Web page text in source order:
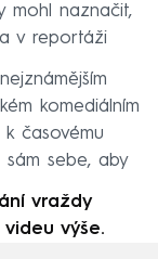
mohl naznačit,
v reportáži
komediálním
časovému
sebe, aby
vraždy
výše.